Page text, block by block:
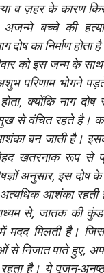
व ज़हर के कारण
अजन्‍मे बच्‍चे की
दोष का निर्माण
को इस जन्म के
परिणाम भोगने
क्योंकि नाग दोष
से वंचित रहते है।
बन जाती है।
खतरनाक रूप से
अनुसार, इस दोष
अत्‍यधिक आशंका रहती
से, जातक की
मदद मिलती है।
से निजात पाते हुए,
है। ये पूजन-